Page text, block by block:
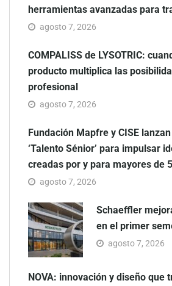
herramientas avanzadas para
agosto 7, 2026
COMPALISS de LYSOTRIC:
producto multiplica las
profesional
agosto 7, 2026
Fundación Mapfre y CISE
‘Talento Sénior’ para impulsar
creadas por y para mayores de
agosto 7, 2026
Schaeffler
en el primer
agosto 7, 2026
NOVA: innovación y diseño que